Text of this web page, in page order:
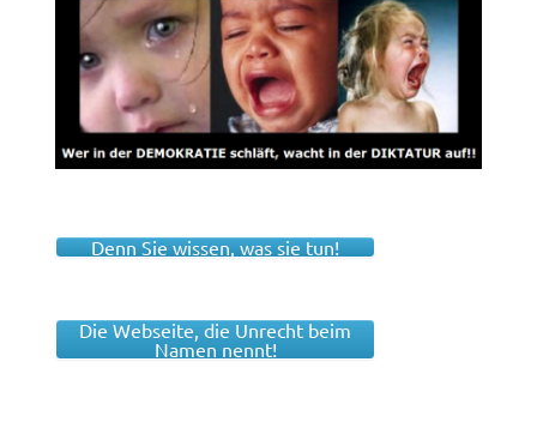
Denn Sie wissen, was sie tun!
Die Webseite, die Unrecht beim
Namen nennt!